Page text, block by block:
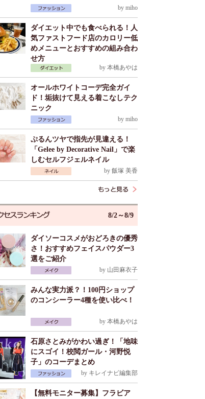
by miho
ダイエット中でも食べられる！人
気ファストフード店のカロリー低
めメニューとおすすめの組み合わ
せ方
by 本橋あやは
オールホワイトコーデ完全ガイ
ド！垢抜けて見える着こなしテク
ニック
by miho
ぷるんツヤで指先が見違える！
「Gelee by Decorative Nail」で楽
しむセルフジェルネイル
by 飯塚 美香
8/2～8/9
ダイソーコスメがおどろきの優秀
さ！おすすめフェイスパウダー3
選をご紹介
by 山田麻衣子
みんな実力派？！100円ショップ
のコンシーラー4種を使い比べ！
by 本橋あやは
石原さとみがかわい過ぎ！「地味
にスゴイ！校閲ガール・河野悦
子」のコーデまとめ
by キレイナビ編集部
【無料モニター募集】フラビア